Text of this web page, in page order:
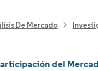
De Mercado
del